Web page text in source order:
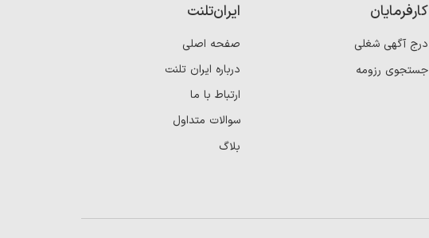
کارفرمایان
درج آگهی شغلی
جستجوی رزومه
ایران‌تلنت
صفحه اصلی
درباره ایران تلنت
ارتباط با ما
سوالات متداول
بلاگ